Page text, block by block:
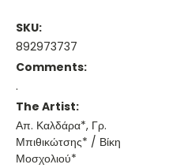
SKU:
892973737
Comments:
.
The Artist:
Απ. Καλδάρα*, Γρ.
Μπιθικώτσης* / Βίκη
Μοσχολιού*